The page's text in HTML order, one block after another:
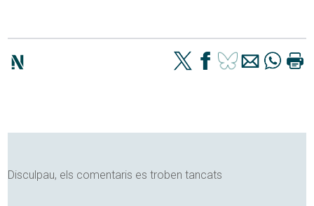
Disculpau, els comentaris es troben tancats